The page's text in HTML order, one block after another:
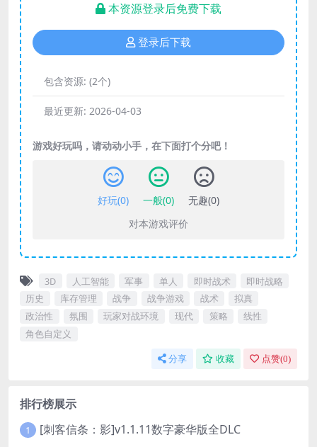
本资源登录后免费下载
登录后下载
包含资源: (2个)
最近更新: 2026-04-03
游戏好玩吗，请动动小手，在下面打个分吧！
好玩(0) 一般(0) 无趣(0)
对本游戏评价
3D 人工智能 军事 单人 即时战术
即时战略
历史
库存管理 战争 战争游戏 战术
拟真
政治性
氛围 玩家对战环境 现代 策略
线性
角色自定义
分享 收藏 点赞(0)
排行榜展示
1 [刺客信条：影]v1.1.11数字豪华版全DLC